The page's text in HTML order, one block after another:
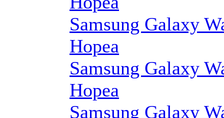
Samsung Galaxy
Hopea
Samsung Galaxy
Hopea
Samsung Galaxy